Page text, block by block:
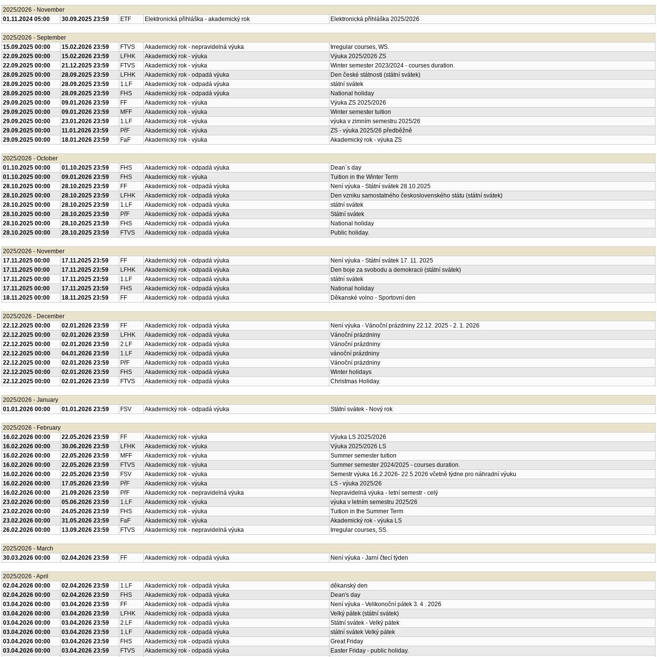
2025/2026 - November
01.11.2024 05:00
30.09.2025 23:59 ETF Elektronická přihláška - akademický rok Elektronická přihláška 2025/2026
2025/2026 - September
15.09.2025 00:00
15.02.2026 23:59 FTVS Akademický rok - nepravidelná výuka
Irregular courses, WS.
22.09.2025 00:00
15.02.2026 23:59 LFHK Akademický rok - výuka
Výuka 2025/2026 ZS
22.09.2025 00:00
21.12.2025 23:59 FTVS Akademický rok - výuka
Winter semester 2023/2024 - courses duration.
28.09.2025 00:00
28.09.2025 23:59 LFHK Akademický rok - odpadá výuka
Den české státnosti (státní svátek)
28.09.2025 00:00
28.09.2025 23:59 1.LF Akademický rok - odpadá výuka
státní svátek
28.09.2025 00:00
28.09.2025 23:59 FHS Akademický rok - odpadá výuka
National holiday
29.09.2025 00:00
09.01.2026 23:59 FF Akademický rok - výuka
Výuka ZS 2025/2026
29.09.2025 00:00
09.01.2026 23:59 MFF Akademický rok - výuka
Winter semester tuition
29.09.2025 00:00
23.01.2026 23:59 1.LF Akademický rok - výuka
výuka v zimním semestru 2025/26
29.09.2025 00:00
11.01.2026 23:59 PřF Akademický rok - výuka
ZS - výuka 2025/26 předběžně
29.09.2025 00:00
18.01.2026 23:59 FaF Akademický rok - výuka Akademický rok - výuka ZS
2025/2026 - October
01.10.2025 00:00
01.10.2025 23:59 FHS Akademický rok - odpadá výuka
Dean´s day
01.10.2025 00:00
09.01.2026 23:59 FHS Akademický rok - výuka
Tuition in the Winter Term
28.10.2025 00:00
28.10.2025 23:59 FF Akademický rok - odpadá výuka
Není výuka - Státní svátek 28.10.2025
28.10.2025 00:00
28.10.2025 23:59 LFHK Akademický rok - odpadá výuka
Den vzniku samostatného československého státu (státní svátek)
28.10.2025 00:00
28.10.2025 23:59 1.LF Akademický rok - odpadá výuka
státní svátek
28.10.2025 00:00
28.10.2025 23:59 PřF Akademický rok - odpadá výuka
Státní svátek
28.10.2025 00:00
28.10.2025 23:59 FHS Akademický rok - odpadá výuka
National holiday
28.10.2025 00:00
28.10.2025 23:59 FTVS Akademický rok - odpadá výuka Public holiday.
2025/2026 - November
17.11.2025 00:00
17.11.2025 23:59 FF Akademický rok - odpadá výuka
Není výuka - Státní svátek 17. 11. 2025
17.11.2025 00:00
17.11.2025 23:59 LFHK Akademický rok - odpadá výuka
Den boje za svobodu a demokracii (státní svátek)
17.11.2025 00:00
17.11.2025 23:59 1.LF Akademický rok - odpadá výuka
státní svátek
17.11.2025 00:00
17.11.2025 23:59 FHS Akademický rok - odpadá výuka
National holiday
18.11.2025 00:00
18.11.2025 23:59 FF Akademický rok - odpadá výuka Děkanské volno - Sportovní den
2025/2026 - December
22.12.2025 00:00
02.01.2026 23:59 FF Akademický rok - odpadá výuka
Není výuka - Vánoční prázdniny 22.12. 2025 - 2. 1. 2026
22.12.2025 00:00
02.01.2026 23:59 LFHK Akademický rok - odpadá výuka
Vánoční prázdniny
22.12.2025 00:00
02.01.2026 23:59 2.LF Akademický rok - odpadá výuka
Vánoční prázdniny
22.12.2025 00:00
04.01.2026 23:59 1.LF Akademický rok - odpadá výuka
vánoční prázdniny
22.12.2025 00:00
02.01.2026 23:59 PřF Akademický rok - odpadá výuka
Vánoční prázdniny
22.12.2025 00:00
02.01.2026 23:59 FHS Akademický rok - odpadá výuka
Winter holidays
22.12.2025 00:00
02.01.2026 23:59 FTVS Akademický rok - odpadá výuka Christmas Holiday.
2025/2026 - January
01.01.2026 00:00
01.01.2026 23:59 FSV Akademický rok - odpadá výuka Státní svátek - Nový rok
2025/2026 - February
16.02.2026 00:00
22.05.2026 23:59 FF Akademický rok - výuka
Výuka LS 2025/2026
16.02.2026 00:00
30.06.2026 23:59 LFHK Akademický rok - výuka
Výuka 2025/2026 LS
16.02.2026 00:00
22.05.2026 23:59 MFF Akademický rok - výuka
Summer semester tuition
16.02.2026 00:00
22.05.2026 23:59 FTVS Akademický rok - výuka
Summer semester 2024/2025 - courses duration.
16.02.2026 00:00
22.05.2026 23:59 FSV Akademický rok - výuka
Semestr výuka 16.2.2026- 22.5.2026 včetně týdne pro náhradní výuku
16.02.2026 00:00
17.05.2026 23:59 PřF Akademický rok - výuka
LS - výuka 2025/26
16.02.2026 00:00
21.09.2026 23:59 PřF Akademický rok - nepravidelná výuka
Nepravidelná výuka - letní semestr - celý
23.02.2026 00:00
05.06.2026 23:59 1.LF Akademický rok - výuka
výuka v letním semestru 2025/26
23.02.2026 00:00
24.05.2026 23:59 FHS Akademický rok - výuka
Tuition in the Summer Term
23.02.2026 00:00
31.05.2026 23:59 FaF Akademický rok - výuka
Akademický rok - výuka LS
26.02.2026 00:00
13.09.2026 23:59 FTVS Akademický rok - nepravidelná výuka Irregular courses, SS.
2025/2026 - March
30.03.2026 00:00
02.04.2026 23:59 FF Akademický rok - odpadá výuka Není výuka - Jarní čtecí týden
2025/2026 - April
02.04.2026 00:00
02.04.2026 23:59 1.LF Akademický rok - odpadá výuka
děkanský den
02.04.2026 00:00
02.04.2026 23:59 FHS Akademický rok - odpadá výuka
Dean's day
03.04.2026 00:00
03.04.2026 23:59 FF Akademický rok - odpadá výuka
Není výuka - Velikonoční pátek 3. 4 . 2026
03.04.2026 00:00
03.04.2026 23:59 LFHK Akademický rok - odpadá výuka
Velký pátek (státní svátek)
03.04.2026 00:00
03.04.2026 23:59 2.LF Akademický rok - odpadá výuka
Státní svátek - Velký pátek
03.04.2026 00:00
03.04.2026 23:59 1.LF Akademický rok - odpadá výuka
státní svátek Velký pátek
03.04.2026 00:00
03.04.2026 23:59 FHS Akademický rok - odpadá výuka
Great Friday
03.04.2026 00:00
03.04.2026 23:59 FTVS Akademický rok - odpadá výuka
Easter Friday - public holiday.